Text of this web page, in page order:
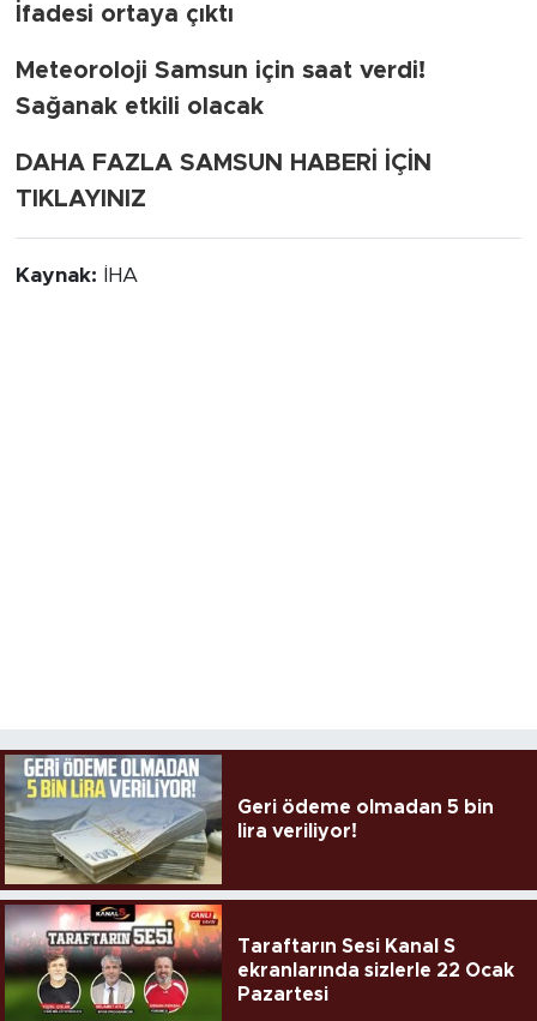
İfadesi ortaya çıktı
Meteoroloji Samsun için saat verdi!
Sağanak etkili olacak
DAHA FAZLA SAMSUN HABERİ İÇİN
TIKLAYINIZ
Kaynak: İHA
Geri ödeme olmadan 5 bin
lira veriliyor!
Taraftarın Sesi Kanal S
ekranlarında sizlerle 22 Ocak
Pazartesi